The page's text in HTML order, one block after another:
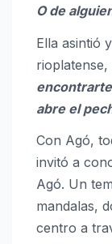
O de
Ella asintió
rioplatense,
abre el
Con Agó,
invitó a
Agó. Un
mandalas,
centro a